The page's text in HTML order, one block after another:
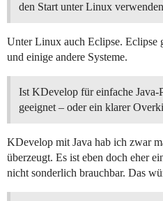
den Start unter Linux
Unter Linux auch Eclipse.
und einige andere Systeme.
Ist KDevelop für einfache Java-
geeignet – oder ein klarer
KDevelop mit Java hab ich zwar
überzeugt. Es ist eben doch eher
nicht sonderlich brauchbar. Das